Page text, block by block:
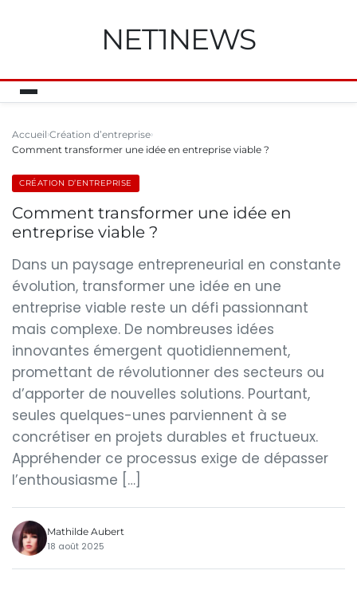
NET1NEWS
Accueil Création d’entreprise
Comment transformer une idée en entreprise viable ?
CRÉATION D’ENTREPRISE
Comment transformer une idée en
entreprise viable ?
Dans un paysage entrepreneurial en constante
évolution, transformer une idée en une
entreprise viable reste un défi passionnant
mais complexe. De nombreuses idées
innovantes émergent quotidiennement,
promettant de révolutionner des secteurs ou
d’apporter de nouvelles solutions. Pourtant,
seules quelques-unes parviennent à se
concrétiser en projets durables et fructueux.
Appréhender ce processus exige de dépasser
l’enthousiasme […]
Mathilde Aubert
18 août 2025